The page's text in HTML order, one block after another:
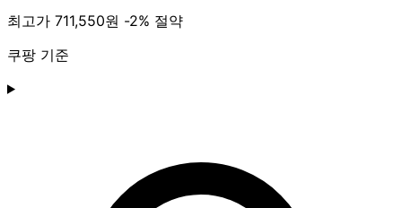
최고가 711,550원 -2% 절약
쿠팡 기준